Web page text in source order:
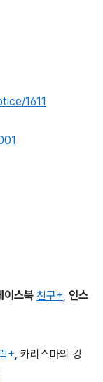
1611
이스북 친구+, 인스
+, 카리스마의 강